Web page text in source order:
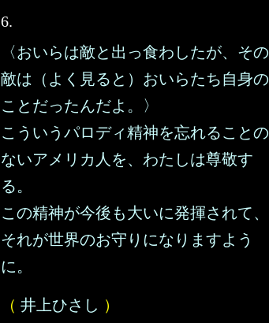
6.
〈おいらは敵と出っ食わしたが、その
敵は（よく見ると）おいらたち自身の
ことだったんだよ。〉
こういうパロディ精神を忘れることの
ないアメリカ人を、わたしは尊敬す
る。
この精神が今後も大いに発揮されて、
それが世界のお守りになりますよう
に。
（ 井上ひさし ）